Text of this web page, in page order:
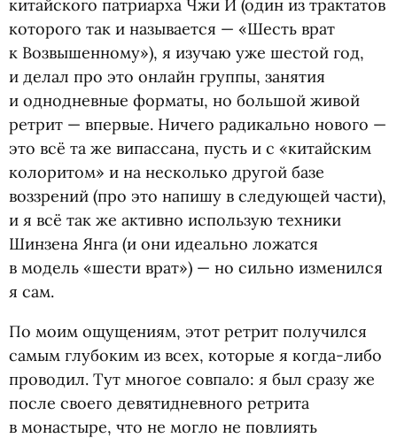
китайского патриарха Чжи И (один из трактатов
которого так и называется — «Шесть врат
к Возвышенному»), я изучаю уже шестой год,
и делал про это онлайн группы, занятия
и однодневные форматы, но большой живой
ретрит — впервые. Ничего радикально нового —
это всё та же випассана, пусть и с «китайским
колоритом» и на несколько другой базе
воззрений (про это напишу в следующей части),
и я всё так же активно использую техники
Шинзена Янга (и они идеально ложатся
в модель «шести врат») — но сильно изменился
я сам.
По моим ощущениям, этот ретрит получился
самым глубоким из всех, которые я когда-либо
проводил. Тут многое совпало: я был сразу же
после своего девятидневного ретрита
в монастыре, что не могло не повлиять